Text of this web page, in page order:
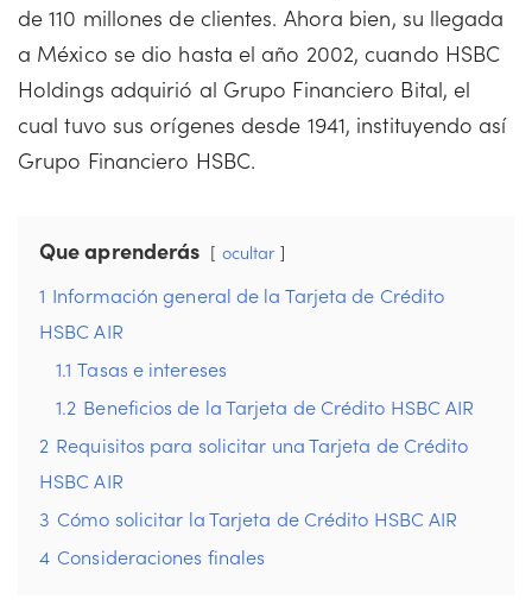
de 110 millones de clientes. Ahora bien, su llegada
a México se dio hasta el año 2002, cuando HSBC
Holdings adquirió al Grupo Financiero Bital, el
cual tuvo sus orígenes desde 1941, instituyendo así
Grupo Financiero HSBC.
Que aprenderás ocultar
1 Información general de la Tarjeta de Crédito
HSBC AIR
1.1 Tasas e intereses
1.2 Beneficios de la Tarjeta de Crédito HSBC AIR
2 Requisitos para solicitar una Tarjeta de Crédito
HSBC AIR
3 Cómo solicitar la Tarjeta de Crédito HSBC AIR
4 Consideraciones finales